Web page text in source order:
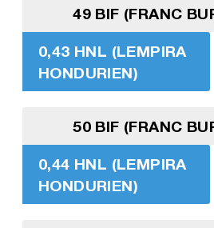
49 BIF (FRANC
0,43 HNL (LEMPIRA
HONDURIEN)
50 BIF (FRANC
0,44 HNL (LEMPIRA
HONDURIEN)